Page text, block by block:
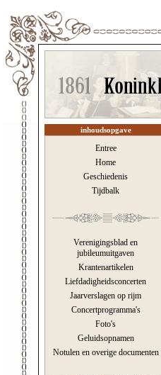
inhoudsopgave
Entree
Home
Geschiedenis
Tijdbalk
Verenigingsblad en
jubileumuitgaven
Krantenartikelen
Liefdadigheidsconcerten
Jaarverslagen op rijm
Concertprogramma's
Foto's
Geluidsopnamen
Notulen en overige documenten